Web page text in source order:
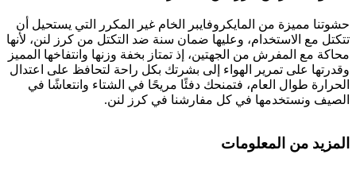
حشوتنا مميزة من المايكروفايبر الخام غير المكرر التي يستحيل أن
تتكتل مع الاستخدام، وعليها ضمان سنة ضد التكتل من كرز لنن، لأنها
محاكة مع المفرش من الجهتين، إذ تمتاز بخفة وزنها وانتفاخها المميز
وقدرتها على تمرير الهواء إلى بشرتك بكل راحة لتحافظ على اعتدال
الحرارة طوال العام، فتمنحك دفئًا مريحًا في الشتاء وانتعاشًا في
الصيف ونستخدمها في كل مفارشنا في كرز لنن.
المزيد من المعلومات